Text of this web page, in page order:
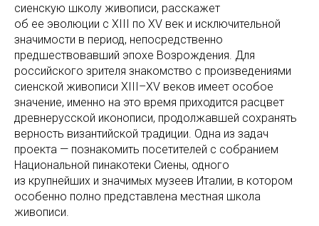
сиенскую школу живописи, расскажет
об ее эволюции с XIII по XV век и исключительной
значимости в период, непосредственно
предшествовавший эпохе Возрождения. Для
российского зрителя знакомство с произведениями
сиенской живописи XIII–XV веков имеет особое
значение, именно на это время приходится расцвет
древнерусской иконописи, продолжавшей сохранять
верность византийской традиции. Одна из задач
проекта — познакомить посетителей с собранием
Национальной пинакотеки Сиены, одного
из крупнейших и значимых музеев Италии, в котором
особенно полно представлена местная школа
живописи.